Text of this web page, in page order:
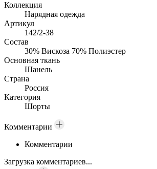
Коллекция
Нарядная одежда
Артикул
142/2-38
Состав
30% Вискоза 70% Полиэстер
Основная ткань
Шанель
Страна
Россия
Категория
Шорты
Комментарии
Комментарии
Загрузка комментариев...